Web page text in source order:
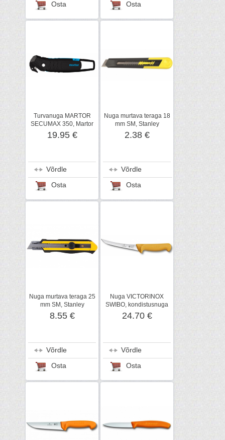
Osta Osta
Turvanuga MARTOR
SECUMAX 350, Martor
19.95 €
Võrdle
Osta
Nuga murtava teraga 18
mm SM, Stanley
2.38 €
Võrdle
Osta
Nuga murtava teraga 25
mm SM, Stanley
8.55 €
Võrdle
Osta
Nuga VICTORINOX
SWIBO, kondistusnuga
24.70 €
Võrdle
Osta